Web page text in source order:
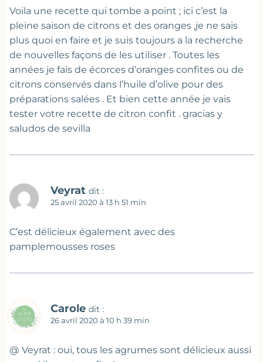
Voila une recette qui tombe a point ; ici c’est la
pleine saison de citrons et des oranges ,je ne sais
plus quoi en faire et je suis toujours a la recherche
de nouvelles façons de les utiliser . Toutes les
années je fais de écorces d’oranges confites ou de
citrons conservés dans l’huile d’olive pour des
préparations salées . Et bien cette année je vais
tester votre recette de citron confit . gracias y
saludos de sevilla
Veyrat dit :
25 avril 2020 à 13 h 51 min
C’est délicieux également avec des
pamplemousses roses
Carole dit :
26 avril 2020 à 10 h 39 min
@ Veyrat : oui, tous les agrumes sont délicieux aussi